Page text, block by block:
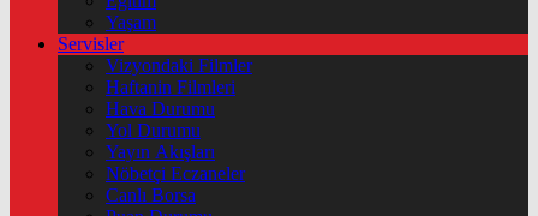
Yaşam
Servisler
Vizyondaki Filmler
Haftanin Filmleri
Hava Durumu
Yol Durumu
Yayın Akışları
Nöbetçi Eczaneler
Canlı Borsa